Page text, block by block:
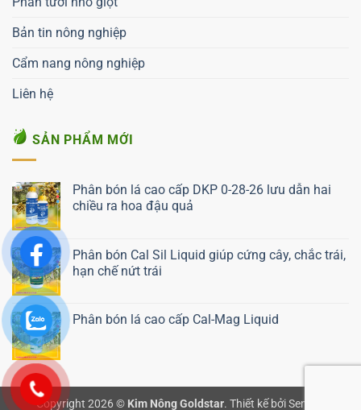
Bản tin nông nghiệp
Cẩm nang nông nghiệp
Liên hệ
SẢN PHẨM MỚI
Phân bón lá cao cấp DKP 0-28-26 lưu dẫn hai
chiều ra hoa đậu quả
Phân bón Cal Sil Liquid giúp cứng cây, chắc trái,
hạn chế nứt trái
Liên hệ ngay
Phân bón lá cao cấp Cal-Mag Liquid
Copyright 2026 © Kim Nông Goldstar. Thiết kế bởi Semnix